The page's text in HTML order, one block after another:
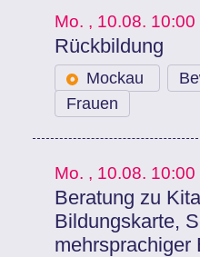
Mo. , 10.08. 10:00
Rückbildung
Mockau
Frauen
Mo. , 10.08. 10:00
Beratung zu
Bildungskarte,
mehrsprachiger